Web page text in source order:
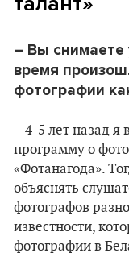
– Вы снимаете
время
фотографии
– 4-5 лет назад я
программу о
«Фотанагода».
объяснять
фотографов
известности,
фотографии в